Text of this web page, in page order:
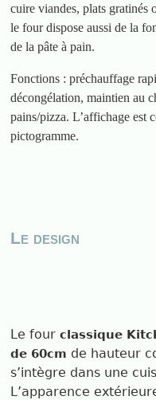
cuire viandes, plats gratinés
le four dispose aussi de la
de la pâte à pain.
Fonctions : préchauffage
décongélation, maintien au
pains/pizza. L’affichage est
pictogramme.
Le design
Le fourclassique
de 60cm de hauteur
s’intègre dans une
L’apparence